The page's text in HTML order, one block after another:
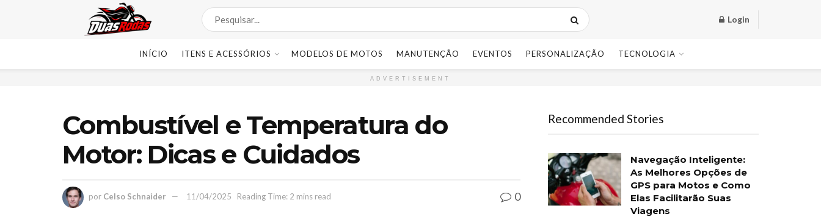
Login
INÍCIO ITENS E ACESSÓRIOS MODELOS DE MOTOS MANUTENÇÃO EVENTOS PERSONALIZAÇÃO TECNOLOGIA
ADVERTISEMENT
Combustível e Temperatura do
Motor: Dicas e Cuidados
por Celso Schnaider 11/04/2025 Reading Time: 2 mins read 0
Recommended Stories
Navegação Inteligente:
As Melhores Opções de
GPS para Motos e Como
Elas Facilitarão Suas
Viagens